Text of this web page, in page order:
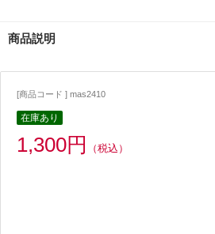
商品説明
[商品コード ] mas2410
在庫あり
1,300円 （税込）